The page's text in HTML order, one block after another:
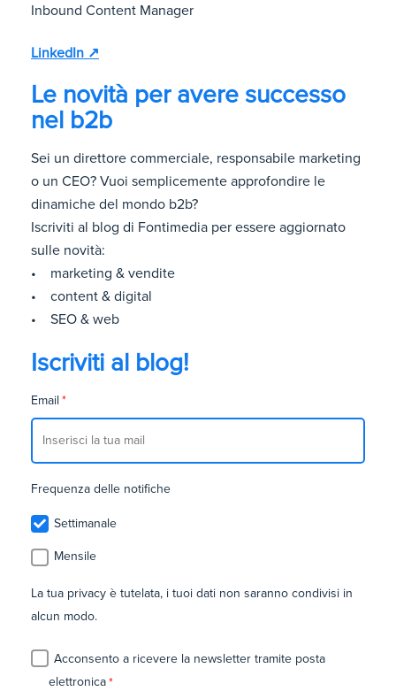
Inbound Content Manager
LinkedIn ↗
Le novità per avere successo
nel b2b
Sei un direttore commerciale, responsabile marketing
o un CEO? Vuoi semplicemente approfondire le
dinamiche del mondo b2b?
Iscriviti al blog di Fontimedia per essere aggiornato
sulle novità:
• marketing & vendite
• content & digital
• SEO & web
Iscriviti al blog!
Email *
Frequenza delle notifiche
Settimanale
Mensile
La tua privacy è tutelata, i tuoi dati non saranno condivisi in
alcun modo.
Acconsento a ricevere la newsletter tramite posta
elettronica*